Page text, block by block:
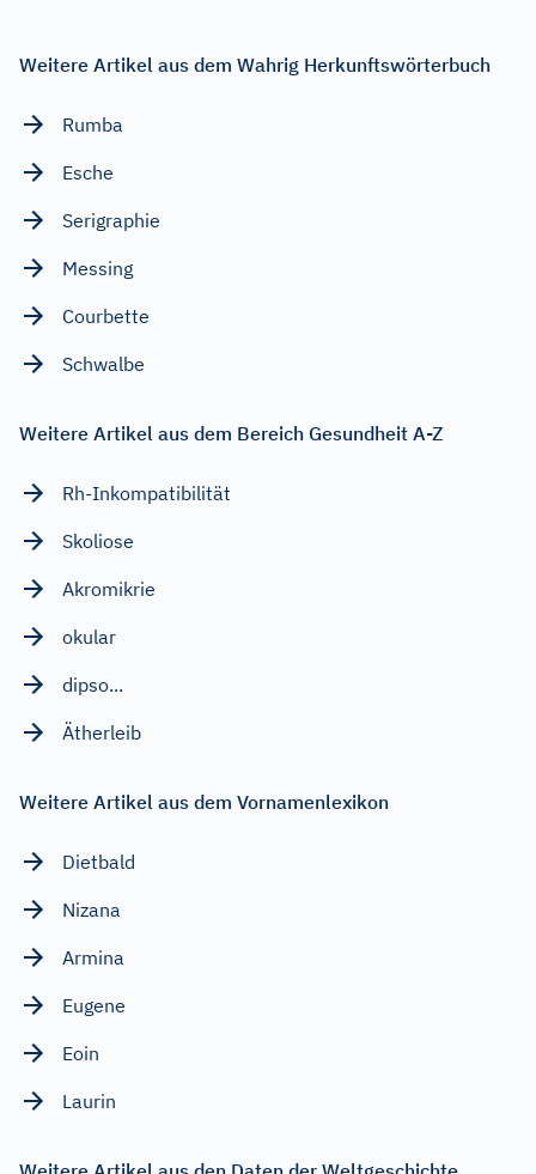
Weitere Artikel aus dem Wahrig Herkunftswörterbuch
Rumba
Esche
Serigraphie
Messing
Courbette
Schwalbe
Weitere Artikel aus dem Bereich Gesundheit A-Z
Rh-Inkompatibilität
Skoliose
Akromikrie
okular
dipso...
Ätherleib
Weitere Artikel aus dem Vornamenlexikon
Dietbald
Nizana
Armina
Eugene
Eoin
Laurin